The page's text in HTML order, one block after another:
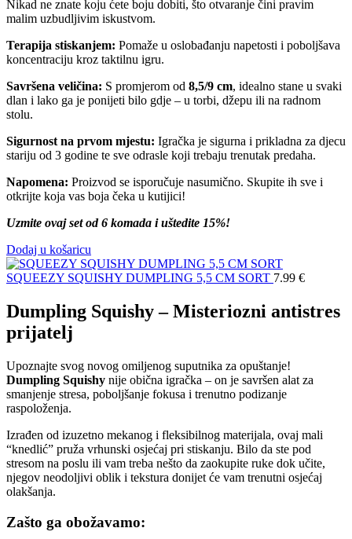
Nikad ne znate koju ćete boju dobiti, što otvaranje čini pravim
malim uzbudljivim iskustvom.
Terapija stiskanjem: Pomaže u oslobađanju napetosti i poboljšava
koncentraciju kroz taktilnu igru.
Savršena veličina: S promjerom od 8,5/9 cm, idealno stane u svaki
dlan i lako ga je ponijeti bilo gdje – u torbi, džepu ili na radnom
stolu.
Sigurnost na prvom mjestu: Igračka je sigurna i prikladna za djecu
stariju od 3 godine te sve odrasle koji trebaju trenutak predaha.
Napomena: Proizvod se isporučuje nasumično. Skupite ih sve i
otkrijte koja vas boja čeka u kutijici!
Uzmite ovaj set od 6 komada i uštedite 15%!
Dodaj u košaricu
SQUEEZY SQUISHY DUMPLING 5,5 CM SORT 7.99 €
Dumpling Squishy – Misteriozni antistres
prijatelj
Upoznajte svog novog omiljenog suputnika za opuštanje!
Dumpling Squishy nije obična igračka – on je savršen alat za
smanjenje stresa, poboljšanje fokusa i trenutno podizanje
raspoloženja.
Izrađen od izuzetno mekanog i fleksibilnog materijala, ovaj mali
“knedlić” pruža vrhunski osjećaj pri stiskanju. Bilo da ste pod
stresom na poslu ili vam treba nešto da zaokupite ruke dok učite,
njegov neodoljivi oblik i tekstura donijet će vam trenutni osjećaj
olakšanja.
Zašto ga obožavamo: